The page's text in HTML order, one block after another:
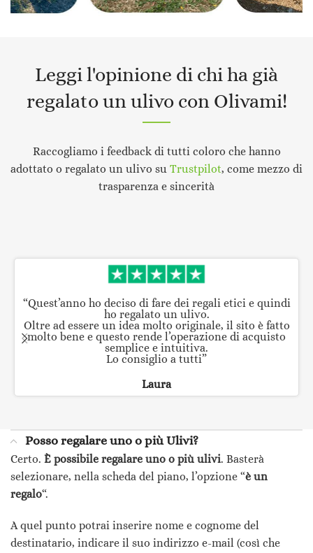
Leggi l'opinione di chi ha già
regalato un ulivo con Olivami!
Raccogliamo i feedback di tutti coloro che hanno
adottato o regalato un ulivo su Trustpilot, come mezzo di
trasparenza e sincerità
“Quest’anno ho deciso di fare dei regali etici e quindi
ho regalato un ulivo.
Oltre ad essere un idea molto originale, il sito è fatto
molto bene e questo rende l’operazione di acquisto
semplice e intuitiva.
Lo consiglio a tutti”
Laura
Posso regalare uno o più Ulivi?
Certo. È possibile regalare uno o più ulivi. Basterà
selezionare, nella scheda del piano, l’opzione “è un
regalo“.
A quel punto potrai inserire nome e cognome del
destinatario, indicare il suo indirizzo e-mail (così che